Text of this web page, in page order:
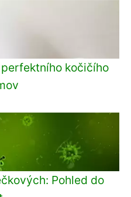
kočičího
Pohled do